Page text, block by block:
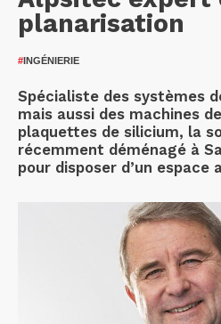
planarisation
#INGÉNIERIE
Spécialiste des systèmes
mais aussi des machines
plaquettes de silicium, la
récemment déménagé à
pour disposer d’un espace